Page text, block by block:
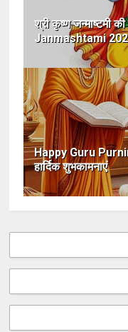
श्री कृष्ण जन्माष्टमी
Janmashtami
Happy Guru
हार्दिक शुभकामनाएं